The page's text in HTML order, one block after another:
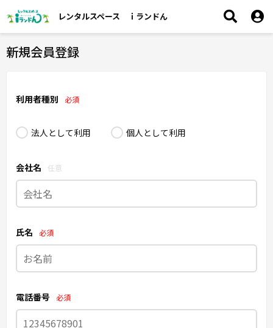
レンタルスペース ｉランドん
新規会員登録
利用者種別 必須
法人として利用 個人として利用
会社名 任意
氏名 必須
電話番号 必須